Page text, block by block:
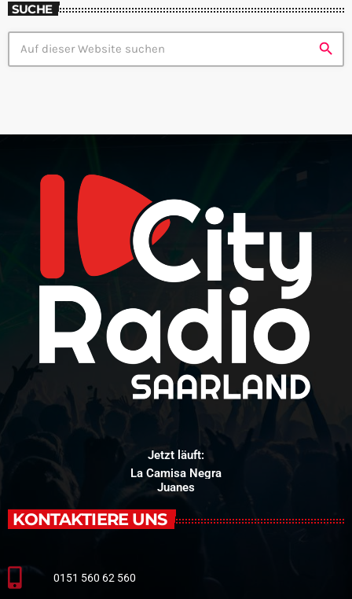
SUCHE
search
Jetzt läuft:
La Camisa Negra
Juanes
KONTAKTIERE UNS
0151 560 62 560